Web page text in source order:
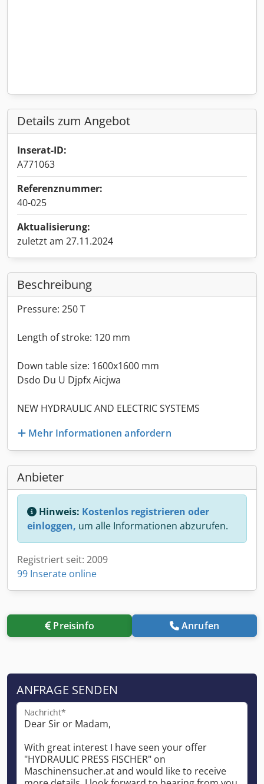
Details zum Angebot
Inserat-ID:
A771063
Referenznummer:
40-025
Aktualisierung:
zuletzt am 27.11.2024
Beschreibung
Pressure: 250 T
Length of stroke: 120 mm
Down table size: 1600x1600 mm
Dsdo Du U Djpfx Aicjwa
NEW HYDRAULIC AND ELECTRIC SYSTEMS
Mehr Informationen anfordern
Anbieter
Hinweis: Kostenlos registrieren oder
einloggen, um alle Informationen abzurufen.
Registriert seit: 2009
99 Inserate online
Preisinfo Anrufen
ANFRAGE SENDEN
Nachricht*